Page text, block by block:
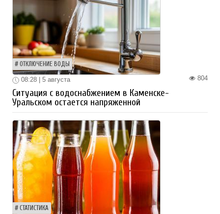
ОТКЛЮЧЕНИЕ ВОДЫ
804
08:28 | 5 августа
Ситуация с водоснабжением в Каменске-
Уральском остается напряженной
СТАТИСТИКА